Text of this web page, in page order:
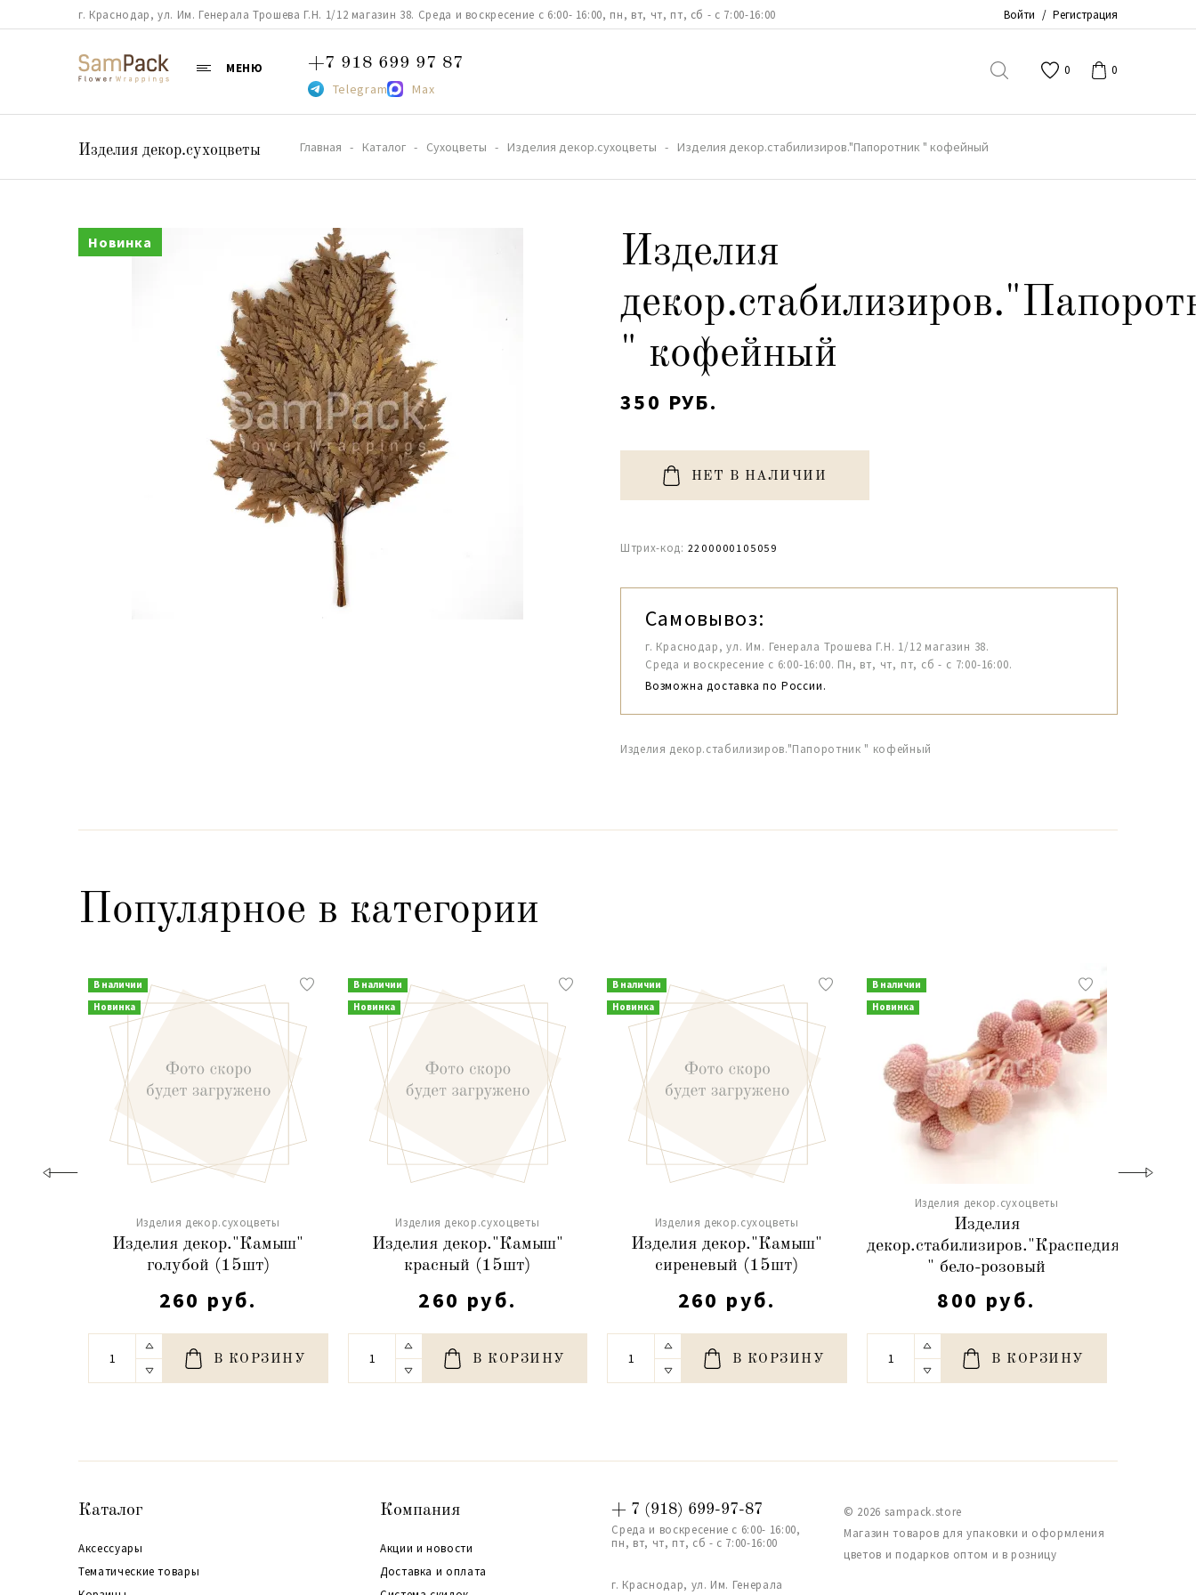
г. Краснодар, ул. Им. Генерала Трошева Г.Н. 1/12 магазин 38. Среда и воскресение с 6:00- 16:00, пн, вт, чт, пт, сб - с 7:00-16:00 Войти / Регистрация
МЕНЮ +7 918 699 97 87
Telegram Max
0 0
Изделия декор.сухоцветы Главная Каталог Сухоцветы Изделия декор.сухоцветы Изделия декор.стабилизиров."Папоротник " кофейный
Новинка
Изделия
" кофейный
350 РУБ.
НЕТ В НАЛИЧИИ
Штрих-код: 2200000105059
Самовывоз:
г. Краснодар, ул. Им. Генерала Трошева Г.Н. 1/12 магазин 38.
Среда и воскресение с 6:00-16:00. Пн, вт, чт, пт, сб - с 7:00-16:00.
Возможна доставка по России.
Изделия декор.стабилизиров."Папоротник " кофейный
Популярное в категории
В наличии
Новинка
Изделия декор.сухоцветы
Изделия декор."Камыш"
голубой (15шт)
260 руб.
В КОРЗИНУ
В наличии
Новинка
Изделия декор.сухоцветы
Изделия декор."Камыш"
красный (15шт)
260 руб.
В КОРЗИНУ
В наличии
Новинка
Изделия декор.сухоцветы
Изделия декор."Камыш"
сиреневый (15шт)
260 руб.
В КОРЗИНУ
В наличии
Новинка
Изделия декор.сухоцветы
Изделия
декор.стабилизиров."Краспедия
" бело-розовый
800 руб.
В КОРЗИНУ
Каталог
Аксессуары
Тематические товары
Компания
Акции и новости
Доставка и оплата
+ 7 (918) 699-97-87
Среда и воскресение с 6:00- 16:00,
пн, вт, чт, пт, сб - с 7:00-16:00
г. Краснодар, ул. Им. Генерала
© 2026 sampack.store
Магазин товаров для упаковки и оформления
цветов и подарков оптом и в розницу